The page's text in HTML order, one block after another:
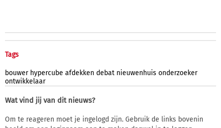
Tags
bouwer hypercube afdekken debat nieuwenhuis onderzoeker
ontwikkelaar
Wat vind jij van dit nieuws?
Om te reageren moet je ingelogd zijn. Gebruik de links bovenin